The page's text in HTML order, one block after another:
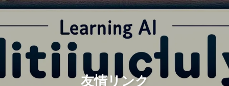
検索 ホーム アーカイブ タグ
カテゴリー リンク アバウト 🇯🇵 日本語
友情リンク